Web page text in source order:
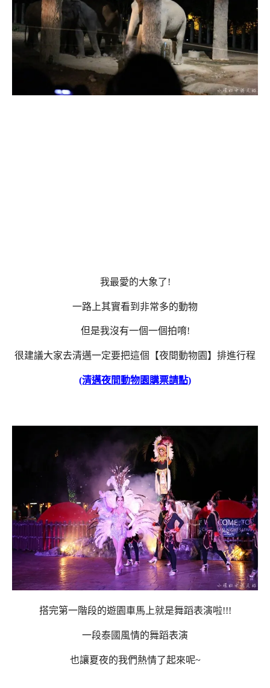
我最愛的大象了!
一路上其實看到非常多的動物
但是我沒有一個一個拍唷!
很建議大家去清邁一定要把這個【夜間動物園】排進行程
(清邁夜間動物園購票請點)
搭完第一階段的遊園車馬上就是舞蹈表演啦!!!
一段泰國風情的舞蹈表演
也讓夏夜的我們熱情了起來呢~